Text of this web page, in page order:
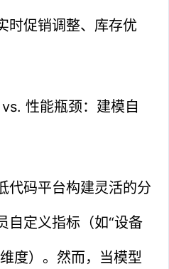
时促销调整、库存优
性能瓶颈：建模自
代码平台构建灵活的分
自定义指标（如“设备
度）。然而，当模型